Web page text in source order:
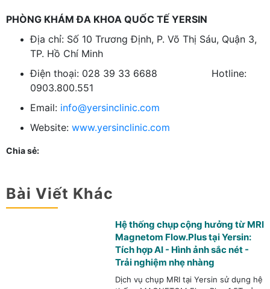
PHÒNG KHÁM ĐA KHOA QUỐC TẾ YERSIN
Địa chỉ: Số 10 Trương Định, P. Võ Thị Sáu, Quận 3,
TP. Hồ Chí Minh
Điện thoại: 028 39 33 6688 Hotline:
0903.800.551
Email: info@yersinclinic.com
Website: www.yersinclinic.com
Chia sẻ:
Bài Viết Khác
Hệ thống chụp cộng hưởng từ MRI
Magnetom Flow.Plus tại Yersin:
Tích hợp AI - Hình ảnh sắc nét -
Trải nghiệm nhẹ nhàng
Dịch vụ chụp MRI tại Yersin sử dụng hệ